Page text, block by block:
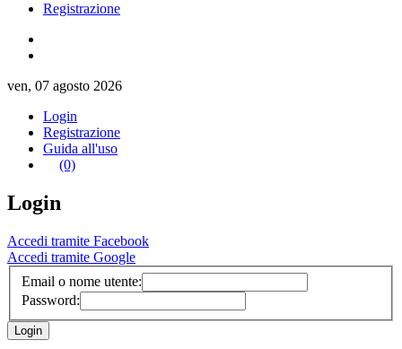
Registrazione
ven, 07 agosto 2026
Login
Registrazione
Guida all'uso
(0)
Login
Accedi tramite Facebook
Accedi tramite Google
Email o nome utente:
Password: